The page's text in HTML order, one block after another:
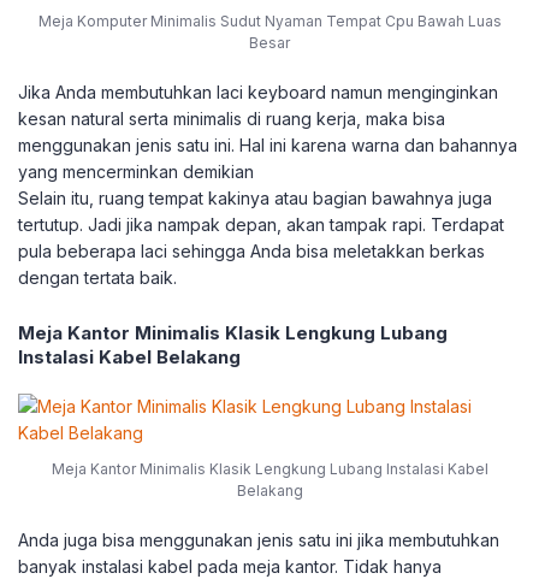
Meja Komputer Minimalis Sudut Nyaman Tempat Cpu Bawah Luas
Besar
Jika Anda membutuhkan laci keyboard namun menginginkan
kesan natural serta minimalis di ruang kerja, maka bisa
menggunakan jenis satu ini. Hal ini karena warna dan bahannya
yang mencerminkan demikian
Selain itu, ruang tempat kakinya atau bagian bawahnya juga
tertutup. Jadi jika nampak depan, akan tampak rapi. Terdapat
pula beberapa laci sehingga Anda bisa meletakkan berkas
dengan tertata baik.
Meja Kantor Minimalis Klasik Lengkung Lubang
Instalasi Kabel Belakang
Meja Kantor Minimalis Klasik Lengkung Lubang Instalasi Kabel
Belakang
Anda juga bisa menggunakan jenis satu ini jika membutuhkan
banyak instalasi kabel pada meja kantor. Tidak hanya